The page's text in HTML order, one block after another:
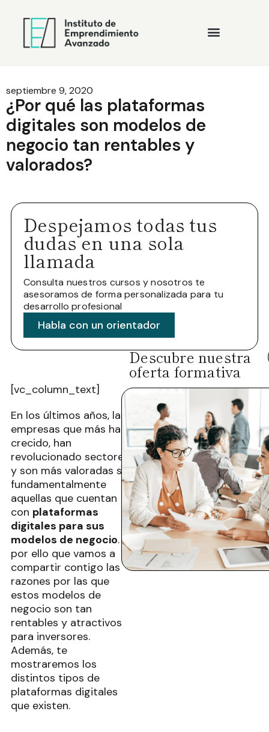
septiembre 9, 2020
¿Por qué las plataformas
digitales son modelos de
negocio tan rentables y
valorados?
Despejamos todas tus
dudas en una sola
llamada
Consulta nuestros cursos y nosotros te
asesoramos de forma personalizada para tu
desarrollo profesional
Habla con un orientador
[vc_column_text]
En los últimos años, las
empresas que más han
crecido, han
revolucionado sectores
y son más valoradas son
fundamentalmente
aquellas que cuentan
con plataformas
digitales para sus
modelos de negocio. Es
por ello que vamos a
compartir contigo las
razones por las que
estos modelos de
negocio son tan
rentables y atractivos
para inversores.
Además, te
mostraremos los
distintos tipos de
plataformas digitales
que existen.
Descubre nuestra
oferta formativa